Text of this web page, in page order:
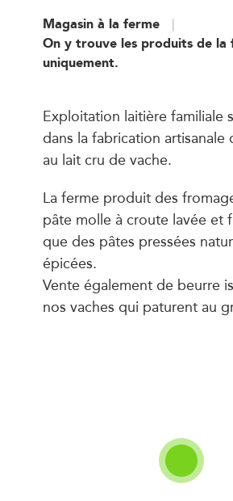
Magasin à la ferme
On y trouve les produits de la
uniquement.
Exploitation laitière familiale
dans la fabrication artisanale
au lait cru de vache.
La ferme produit des
pâte molle à croute lavée et
que des pâtes pressées
épicées.
Vente également de beurre
nos vaches qui paturent au